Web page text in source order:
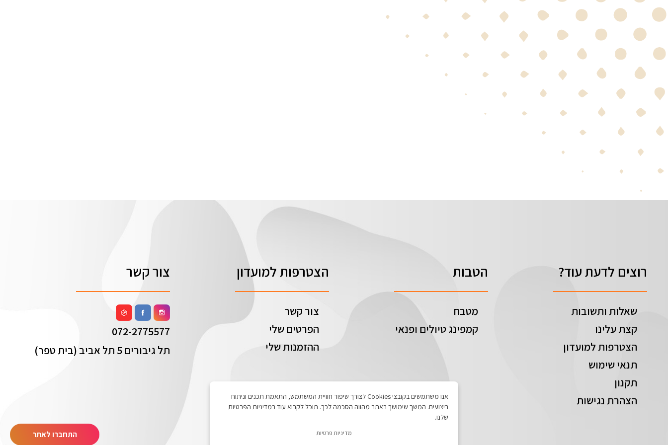
אנו משתמשים בקובצי Cookies לצורך שיפור חוויית המשתמש, התאמת תכנים וניתוח
ביצועים. המשך שימושך באתר מהווה הסכמה לכך. תוכל לקרוא עוד במדיניות הפרטיות
שלנו.
מדיניות פרטיות
רוצים לדעת עוד?
שאלות ותשובות
קצת עלינו
הצטרפות למועדון
תנאי שימוש
תקנון
הצהרת נגישות
הטבות
מטבח
קמפינג טיולים ופנאי
הצטרפות למועדון
צור קשר
הפרטים שלי
ההזמנות שלי
צור קשר
072-2775577
תל גיבורים 5 תל אביב (בית טפר)
התחברו לאתר